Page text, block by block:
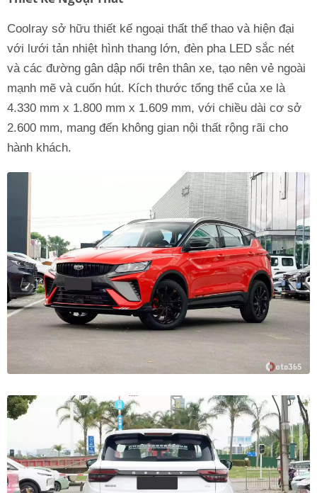
Coolray sở hữu thiết kế ngoại thất thể thao và hiện đại
với lưới tản nhiệt hình thang lớn, đèn pha LED sắc nét
và các đường gân dập nổi trên thân xe, tạo nên vẻ ngoài
mạnh mẽ và cuốn hút. Kích thước tổng thể của xe là
4.330 mm x 1.800 mm x 1.609 mm, với chiều dài cơ sở
2.600 mm, mang đến không gian nội thất rộng rãi cho
hành khách.